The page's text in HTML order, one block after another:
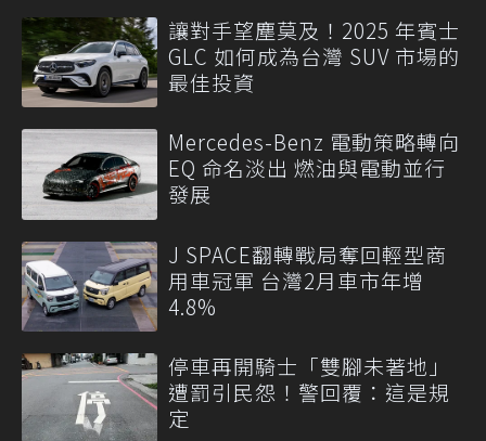
讓對手望塵莫及！2025 年賓士
GLC 如何成為台灣 SUV 市場的
最佳投資
Mercedes-Benz 電動策略轉向
EQ 命名淡出 燃油與電動並行
發展
J SPACE翻轉戰局奪回輕型商
用車冠軍 台灣2月車市年增
4.8%
停車再開騎士「雙腳未著地」
遭罰引民怨！警回覆：這是規
定